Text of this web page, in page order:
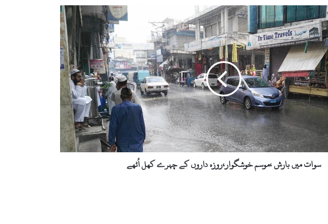
سوات میں بارش ،موسم خوشگوار،روزہ داروں کے چہرے کھل اُٹھے